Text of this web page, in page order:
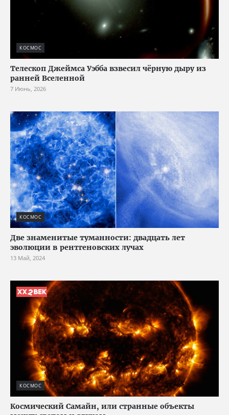
КОСМОС
Телескоп Джеймса Уэбба взвесил чёрную дыру из
ранней Вселенной
7 Июнь, 2026
КОСМОС
Две знаменитые туманности: двадцать лет
эволюции в рентгеновских лучах
13 Май, 2024
КОСМОС
Космический Самайн, или странные объекты